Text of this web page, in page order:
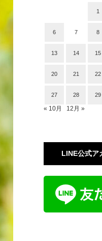
1
6 7 8
13 14 15
20 21 22
27 28 29
« 10月 12月 »
LINE公式ア